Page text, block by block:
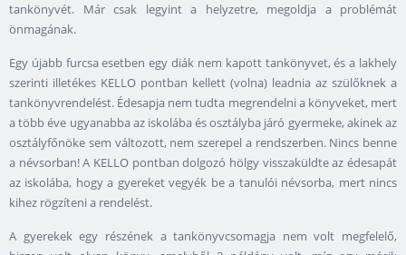
tankönyvét. Már csak legyint a helyzetre, megoldja a problémát
önmagának.
Egy újabb furcsa esetben egy diák nem kapott tankönyvet, és a lakhely
szerinti illetékes KELLO pontban kellett (volna) leadnia az szülőknek a
tankönyvrendelést. Édesapja nem tudta megrendelni a könyveket, mert
a több éve ugyanabba az iskolába és osztályba járó gyermeke, akinek az
osztályfőnöke sem változott, nem szerepel a rendszerben. Nincs benne
a névsorban! A KELLO pontban dolgozó hölgy visszaküldte az édesapát
az iskolába, hogy a gyereket vegyék be a tanulói névsorba, mert nincs
kihez rögzíteni a rendelést.
A gyerekek egy részének a tankönyvcsomagja nem volt megfelelő,